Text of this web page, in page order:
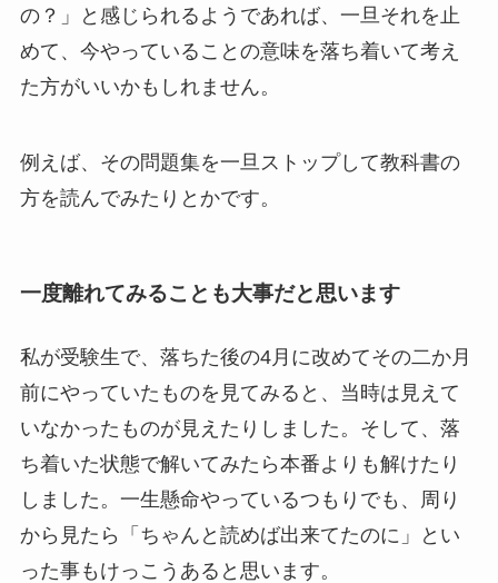
の？」と感じられるようであれば、一旦それを止
めて、今やっていることの意味を落ち着いて考え
た方がいいかもしれません。
例えば、その問題集を一旦ストップして教科書の
方を読んでみたりとかです。
一度離れてみることも大事だと思います
私が受験生で、落ちた後の4月に改めてその二か月
前にやっていたものを見てみると、当時は見えて
いなかったものが見えたりしました。そして、落
ち着いた状態で解いてみたら本番よりも解けたり
しました。一生懸命やっているつもりでも、周り
から見たら「ちゃんと読めば出来てたのに」とい
った事もけっこうあると思います。